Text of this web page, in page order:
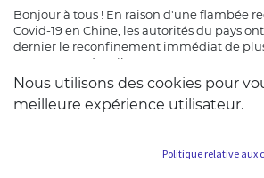
Bonjour à tous ! En raison d'une flambée
Covid-19 en Chine, les autorités du pays
dernier le reconfinement immédiat de
notamment des vil...
chine envois Information production
mars 17, 2022
Nous utilisons des cookies pour
meilleure expérience utilisateur.
Politique relative aux